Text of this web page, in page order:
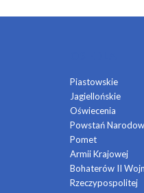
Piastowskie
Jagiellońskie
Oświecenia
Powstań
Pomet
Armii Krajowej
Bohaterów II
Rzeczypospolitej